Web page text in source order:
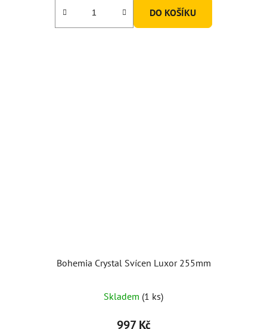
DO KOŠÍKU
Bohemia Crystal Svícen Luxor 255mm
Skladem (1 ks)
997 Kč